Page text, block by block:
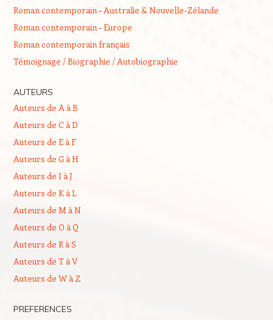
Roman contemporain – Australie & Nouvelle-Zélande
Roman contemporain – Europe
Roman contemporain français
Témoignage / Biographie / Autobiographie
AUTEURS
Auteurs de A à B
Auteurs de C à D
Auteurs de E à F
Auteurs de G à H
Auteurs de I à J
Auteurs de K à L
Auteurs de M à N
Auteurs de O à Q
Auteurs de R à S
Auteurs de T à V
Auteurs de W à Z
PREFERENCES